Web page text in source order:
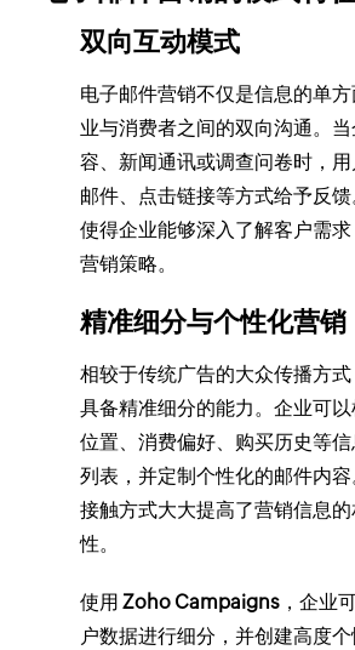
双向互动模式
电子邮件营销不仅是信息的单
业与消费者之间的双向沟通。
容、新闻通讯或调查问卷时，
邮件、点击链接等方式给予反
使得企业能够深入了解客户需
营销策略。
精准细分与个性化营销
相较于传统广告的大众传播方
具备精准细分的能力。企业可
位置、消费偏好、购买历史等
列表，并定制个性化的邮件内
接触方式大大提高了营销信息
性。
使用Zoho Campaigns ，企业
户数据进行细分，并创建高度